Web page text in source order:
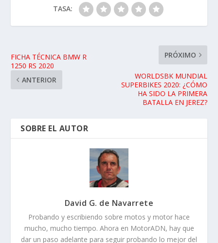
TASA:
FICHA TÉCNICA BMW R
1250 RS 2020
ANTERIOR
PRÓXIMO
WORLDSBK MUNDIAL
SUPERBIKES 2020: ¿CÓMO
HA SIDO LA PRIMERA
BATALLA EN JEREZ?
SOBRE EL AUTOR
David G. de Navarrete
Probando y escribiendo sobre motos y motor hace
mucho, mucho tiempo. Ahora en MotorADN, hay que
dar un paso adelante para seguir probando lo mejor del